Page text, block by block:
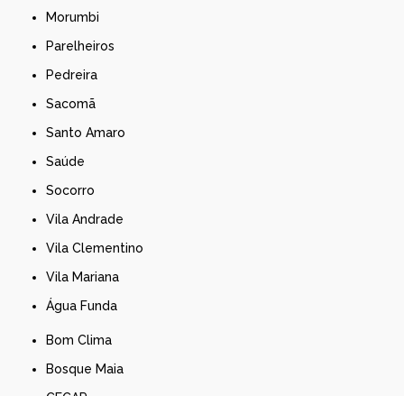
Morumbi
Parelheiros
Pedreira
Sacomã
Santo Amaro
Saúde
Socorro
Vila Andrade
Vila Clementino
Vila Mariana
Água Funda
Bom Clima
Bosque Maia